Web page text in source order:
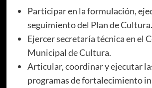
Participar en la formulación,
seguimiento del Plan de Cultura.
Ejercer secretaría técnica en el
Municipal de Cultura.
Articular, coordinar y ejecutar
programas de fortalecimiento